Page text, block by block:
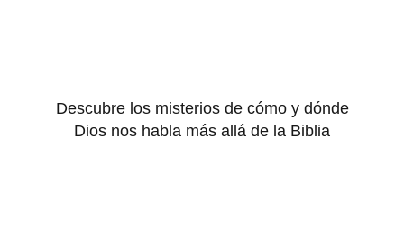
Descubre los misterios de cómo y dónde
Dios nos habla más allá de la Biblia